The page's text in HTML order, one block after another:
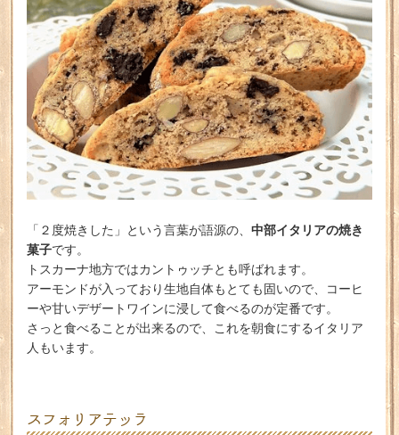
「２度焼きした」という言葉が語源の、 中部イタリアの焼き
菓子です。
トスカーナ地方ではカントゥッチとも呼ばれます。
アーモンドが入っており生地自体もとても固いので、コーヒ
ーや甘いデザートワインに浸して食べるのが定番です。
さっと食べることが出来るので、これを朝食にするイタリア
人もいます。
スフォリアテッラ